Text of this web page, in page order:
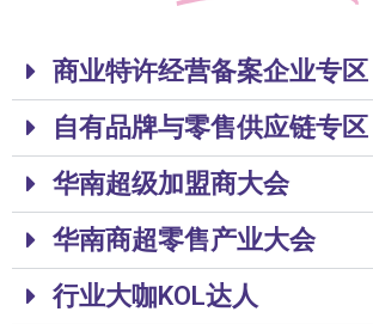
商业特许经营备案企业专区
自有品牌与零售供应链专区
华南超级加盟商大会
华南商超零售产业大会
行业大咖KOL达人